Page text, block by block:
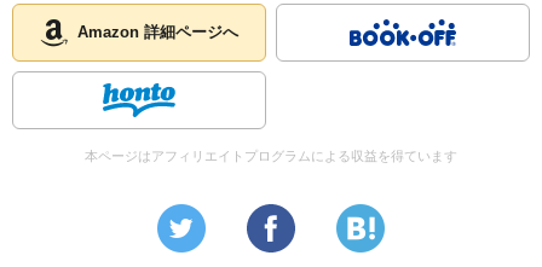
Amazon 詳細ページへ
本ページはアフィリエイトプログラムによる収益を得ています